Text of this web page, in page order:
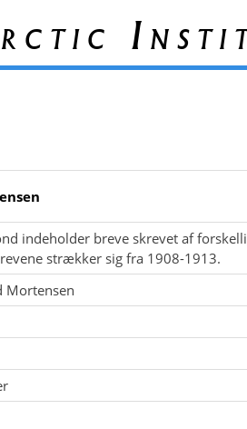
indeholder breve skrevet af
strækker sig fra 1908-1913.
Mortensen